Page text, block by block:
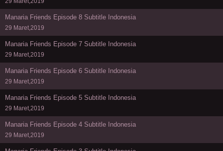
Manaria Friends Episode 8 Subtitle Indonesia
29 Maret,2019
Manaria Friends Episode 7 Subtitle Indonesia
29 Maret,2019
Manaria Friends Episode 6 Subtitle Indonesia
29 Maret,2019
Manaria Friends Episode 5 Subtitle Indonesia
29 Maret,2019
Manaria Friends Episode 4 Subtitle Indonesia
29 Maret,2019